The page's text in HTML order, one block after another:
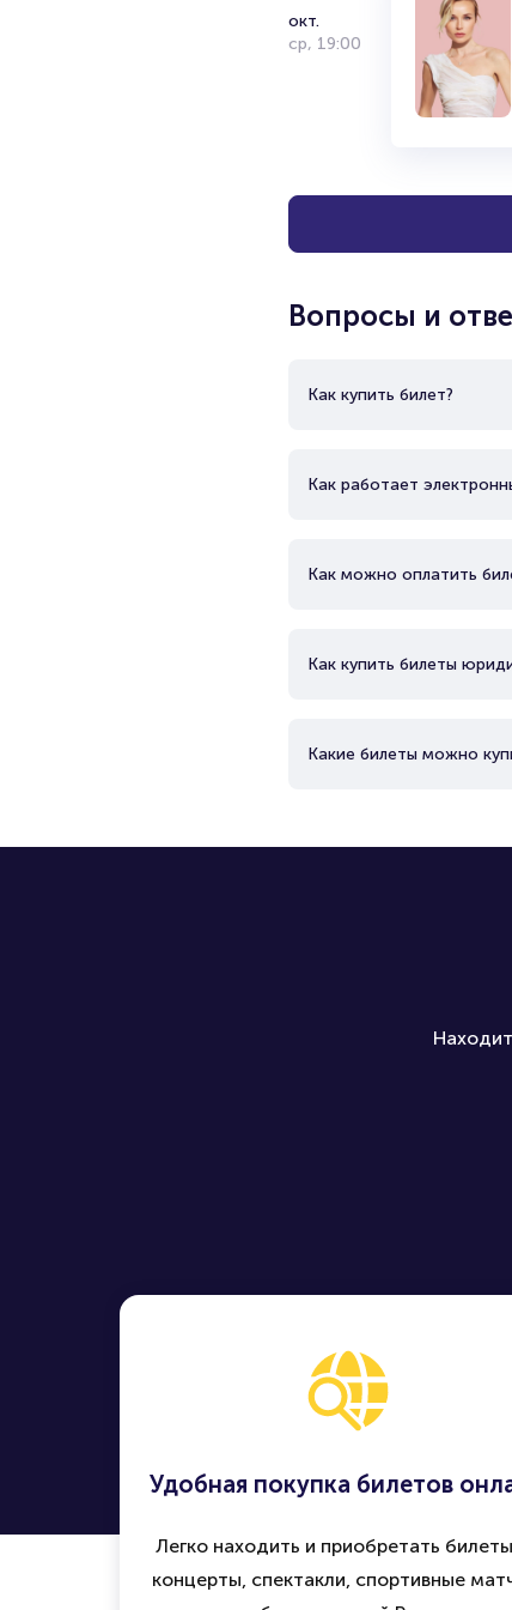
окт.
ср, 19:00
Вопросы и
Как купить билет?
Как работает
Как можно оплатить
Как купить билеты
Какие билеты можно
Удобная покупка билетов
Легко находить и приобретать
концерты, спектакли, спортивные